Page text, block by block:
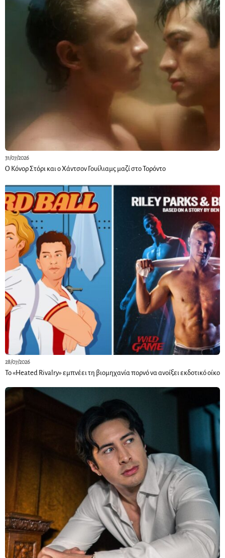
31/07/2026
Ο Κόνορ Στόρι και ο Χάντσον Γουίλιαμς μαζί στο Τορόντο
28/07/2026
Το «Heated Rivalry» εμπνέει τη βιομηχανία πορνό να ανοίξει εκδοτικό οίκο